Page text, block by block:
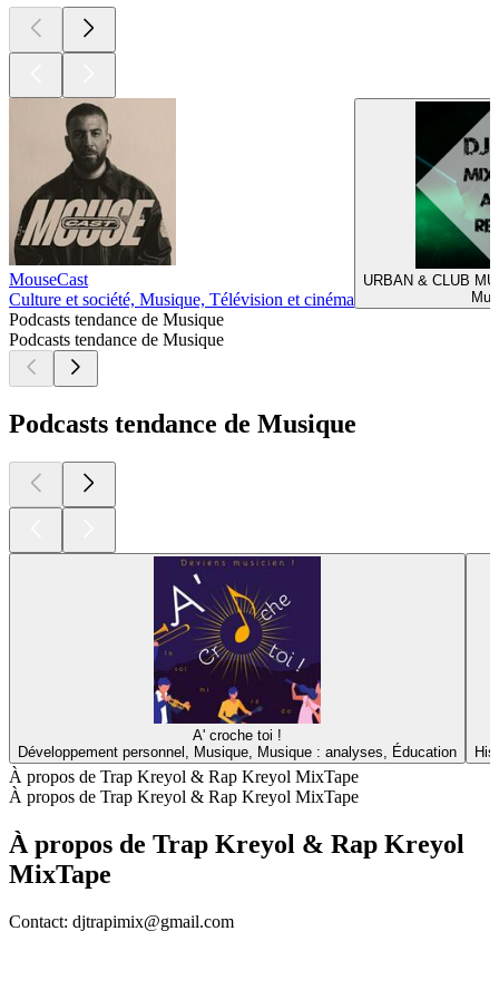
MouseCast
Culture et société, Musique, Télévision et cinéma
URBAN & CLUB
Podcasts tendance de Musique
Podcasts tendance de Musique
Podcasts tendance de Musique
A' croche toi !
Développement personnel, Musique, Musique : analyses, Éducation
À propos de Trap Kreyol & Rap Kreyol MixTape
À propos de Trap Kreyol & Rap Kreyol MixTape
À propos de Trap Kreyol & Rap Kreyol
MixTape
Contact: djtrapimix@gmail.com